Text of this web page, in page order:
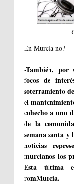
En Murcia no?
-También, por
focos de
soterramiento
el
cohecho a uno
de la
semana santa y
noticias
murcianos los
Esta última
romMurcia.